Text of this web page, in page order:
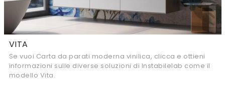
VITA
Se vuoi Carta da parati moderna vinilica, clicca e ottieni
informazioni sulle diverse soluzioni di Instabilelab come il
modello Vita.